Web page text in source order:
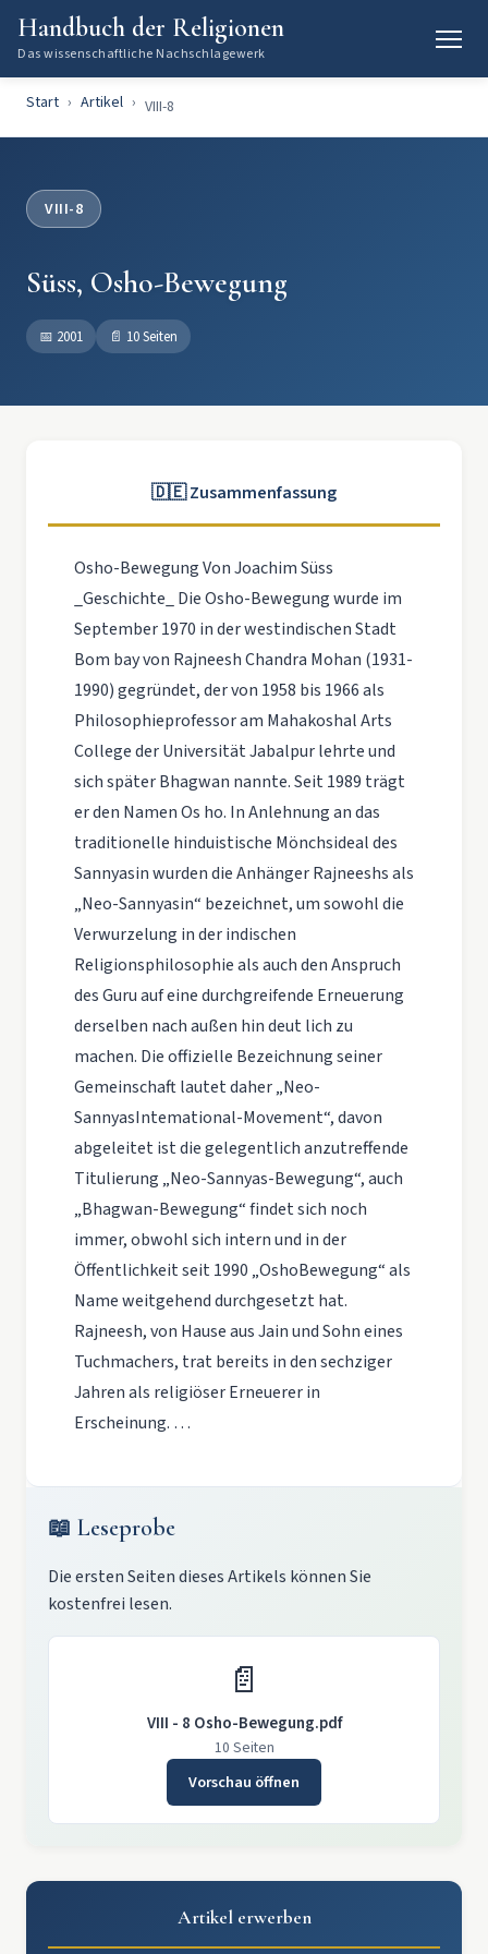
Handbuch der Religionen
Das wissenschaftliche Nachschlagewerk
Start Artikel VIII-8
VIII-8
Süss, Osho-Bewegung
📅 2001 📄 10 Seiten
🇩🇪 Zusammenfassung
Osho-Bewegung Von Joachim Süss
_Geschichte_ Die Osho-Bewegung wurde im
September 1970 in der westindischen Stadt
Bom­ bay von Rajneesh Chandra Mohan (1931-
1990) gegründet, der von 1958 bis 1966 als
Philosophieprofessor am Mahakoshal Arts
College der Universität Jabalpur lehrte und
sich später Bhagwan nannte. Seit 1989 trägt
er den Namen Os ho. In Anlehnung an das
traditionelle hinduistische Mönchsideal des
Sannyasin wurden die Anhänger Rajneeshs als
„Neo-Sannyasin“ bezeichnet, um sowohl die
Verwurzelung in der indischen
Religionsphilosophie als auch den Anspruch
des Guru auf eine durchgreifende Erneuerung
derselben nach außen hin deut­ lich zu
machen. Die offizielle Bezeichnung seiner
Gemeinschaft lautet daher „Neo-
SannyasIntemational-Movement“, davon
abgeleitet ist die gelegentlich anzutreffende
Titulierung „Neo-Sannyas-Bewegung“, auch
„Bhagwan-Bewegung“ findet sich noch
immer, obwohl sich intern und in der
Öffentlichkeit seit 1990 „OshoBewegung“ als
Name weitgehend durchgesetzt hat.
Rajneesh, von Hause aus Jain und Sohn eines
Tuchmachers, trat bereits in den sechziger
Jahren als religiöser Erneuerer in
Erscheinung. …
📖 Leseprobe
Die ersten Seiten dieses Artikels können Sie
kostenfrei lesen.
📄
VIII - 8 Osho-Bewegung.pdf
10 Seiten
Vorschau öffnen
Artikel erwerben